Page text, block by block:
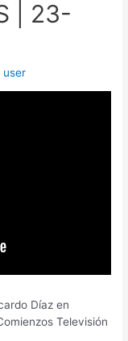
| 23-
user
Díaz en
Televisión